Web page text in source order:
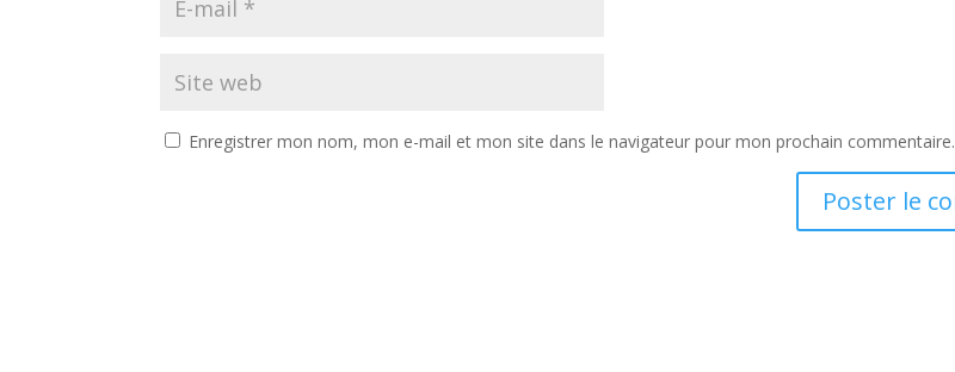
Enregistrer mon nom, mon e-mail et mon site dans le navigateur pour mon prochain commentaire.